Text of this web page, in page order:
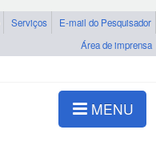
Serviços
E-mail do Pesquisador
Área de imprensa
MENU